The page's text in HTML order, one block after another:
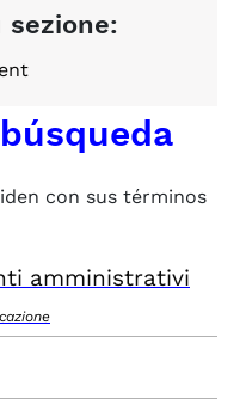
sezione:
con sus términos
amministrativi